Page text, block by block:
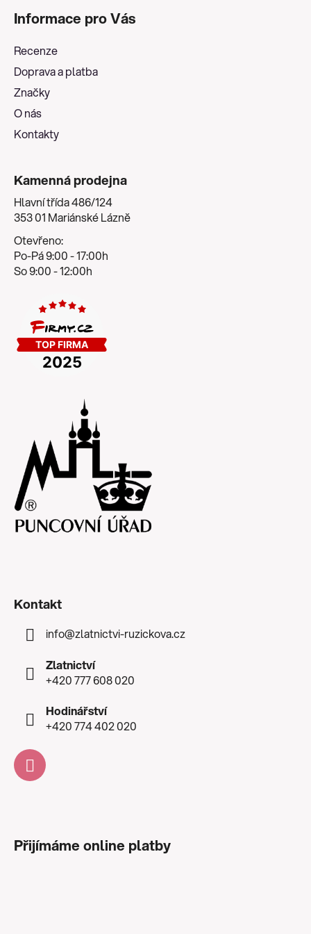
Informace pro Vás
Recenze
Doprava a platba
Značky
O nás
Kontakty
Kamenná prodejna
Hlavní třída 486/124
353 01 Mariánské Lázně
Otevřeno:
Po-Pá 9:00 - 17:00h
So 9:00 - 12:00h
Kontakt
info@zlatnictvi-ruzickova.cz
Zlatnictví
+420 777 608 020
Hodinářství
+420 774 402 020
Přijímáme online platby